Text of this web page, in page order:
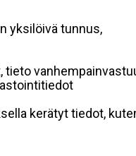
yksilöivä tunnus,
kerätyt tiedot,